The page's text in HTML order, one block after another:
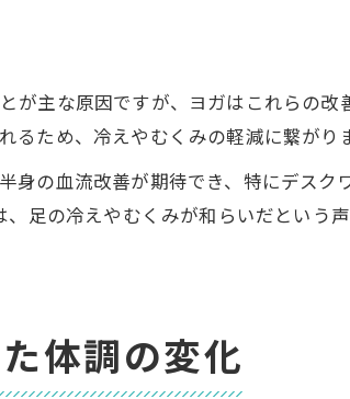
が主な原因ですが、ヨガはこれらの
ため、冷えやむくみの軽減に繋がり
身の血流改善が期待でき、特にデス
足の冷えやむくみが和らいだという
体調の変化